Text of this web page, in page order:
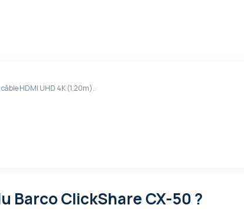
HDMI UHD 4K (1,20m).
Barco ClickShare CX-50 ?